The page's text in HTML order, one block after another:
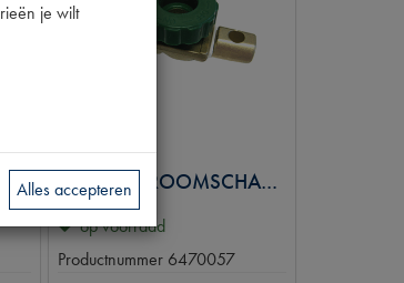
KABELBOOM ZEKERINGSB.VERSTRAL.
TT
HOOFDSTROOMSCHAKELAAR OP ACCU
op voorraad
Productnummer 6470057
je wilt
Alles accepteren